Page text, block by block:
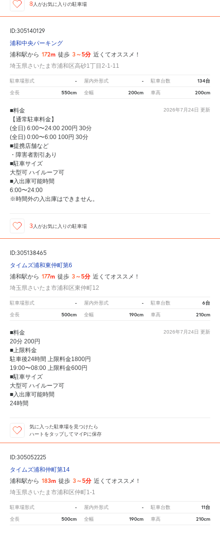
8人がお気に入りの駐車場
ID:305140129
浦和中央パーキング
浦和駅から 172m 徒歩 3～5分 近くてオススメ！
埼玉県さいたま市浦和区高砂1丁目2-1-11
駐車場形式 - 屋内外形式 - 駐車台数 134台
全長 550cm 全幅 200cm 車高 200cm
2026年7月24日 更新
■料金
【通常駐車料金】
(全日) 6:00〜24:00 200円 30分
(全日) 0:00〜6:00 100円 30分
■提携店舗など
・障害者割引あり
■駐車サイズ
大型可 ハイルーフ可
■入出庫可能時間
6:00〜24:00
※時間外の入出庫はできません。
3人がお気に入りの駐車場
ID:305138465
タイムズ浦和東仲町第6
浦和駅から 177m 徒歩 3～5分 近くてオススメ！
埼玉県さいたま市浦和区東仲町12
駐車場形式 - 屋内外形式 - 駐車台数 6台
全長 500cm 全幅 190cm 車高 210cm
2026年7月24日 更新
■料金
20分 200円
■上限料金
駐車後24時間 上限料金1800円
19:00〜08:00 上限料金600円
■駐車サイズ
大型可 ハイルーフ可
■入出庫可能時間
24時間
気に入った駐車場を見つけたら
ハートをタップしてマイPに保存
ID:305052225
タイムズ浦和仲町第14
浦和駅から 183m 徒歩 3～5分 近くてオススメ！
埼玉県さいたま市浦和区仲町1-1
駐車場形式 - 屋内外形式 - 駐車台数 11台
全長 500cm 全幅 190cm 車高 210cm